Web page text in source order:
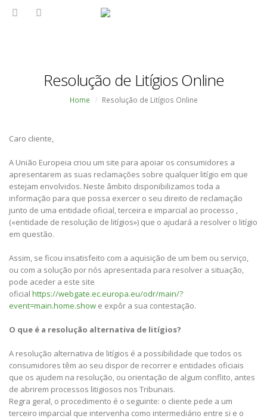
Resolução de Litígios Online
Home Resolução de Litígios Online
Caro cliente,
A União Europeia criou um site para apoiar os consumidores a
apresentarem as suas reclamações sobre qualquer litígio em que
estejam envolvidos. Neste âmbito disponibilizamos toda a
informação para que possa exercer o seu direito de reclamação
junto de uma entidade oficial, terceira e imparcial ao processo ,
(«entidade de resolução de litígios») que o ajudará a resolver o litígio
em questão.
Assim, se ficou insatisfeito com a aquisição de um bem ou serviço,
ou com a solução por nós apresentada para resolver a situação,
pode aceder a este site
oficial https://webgate.ec.europa.eu/odr/main/?
event=main.home.show e expôr a sua contestação.
O que é a resolução alternativa de litígios?
A resolução alternativa de litígios é a possibilidade que todos os
consumidores têm ao seu dispor de recorrer e entidades oficiais
que os ajudem na resolução, ou orientação de algum conflito, antes
de abrirem processos litigiosos nos Tribunais.
Regra geral, o procedimento é o seguinte: o cliente pede a um
terceiro imparcial que intervenha como intermediário entre si e o